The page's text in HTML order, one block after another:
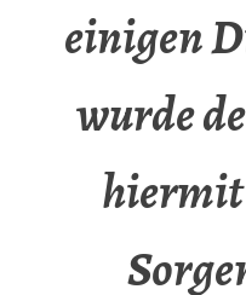
einigen
wurde